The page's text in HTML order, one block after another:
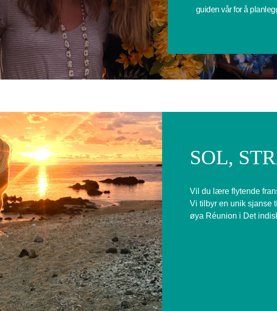
guiden vår for å
SOL,
Vil du lære flytende
Vi tilbyr en unik sjanse
øya Réunion i Det